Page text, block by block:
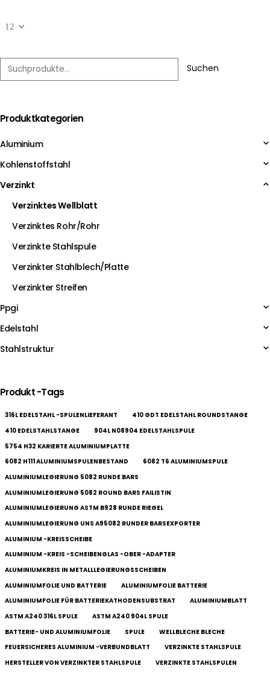
Suchen
Produktkategorien
Aluminium
Kohlenstoffstahl
Verzinkt
Verzinktes Wellblatt
Verzinktes Rohr/Rohr
Verzinkte Stahlspule
Verzinkter Stahlblech/Platte
Verzinkter Streifen
Ppgi
Edelstahl
Stahlstruktur
Produkt -Tags
316L EDELSTAHL -SPULENLIEFERANT
410 GDT EDELSTAHL ROUNDSTANGE
410 EDELSTAHLSTANGE
904L N08904 EDELSTAHLSPULE
5754 H32 KARIERTE ALUMINIUMPLATTE
6082 H111 ALUMINIUMSPULENBESTAND
6082 T6 ALUMINIUMSPULE
ALUMINIUMLEGIERUNG 5082 RUNDE BARS
ALUMINIUMLEGIERUNG 5082 ROUND BARS FAILISTIN
ALUMINIUMLEGIERUNG ASTM B928 RUNDE RIEGEL
ALUMINIUMLEGIERUNG UNS A95082 RUNDER BARSEXPORTER
ALUMINIUM -KREISSCHEIBE
ALUMINIUM -KREIS -SCHEIBENGLAS -OBER -ADAPTER
ALUMINIUMKREIS IN METALLLEGIERUNGSSCHEIBEN
ALUMINIUMFOLIE UND BATTERIE
ALUMINIUMFOLIE BATTERIE
ALUMINIUMFOLIE FÜR BATTERIEKATHODENSUBSTRAT
ALUMINIUMBLATT
ASTM A240 316L SPULE
ASTM A240 904L SPULE
BATTERIE- UND ALUMINIUMFOLIE
SPULE
WELLBLECHE BLECHE
FEUERSICHERES ALUMINIUM -VERBUNDBLATT
VERZINKTE STAHLSPULE
HERSTELLER VON VERZINKTER STAHLSPULE
VERZINKTE STAHLSPULEN